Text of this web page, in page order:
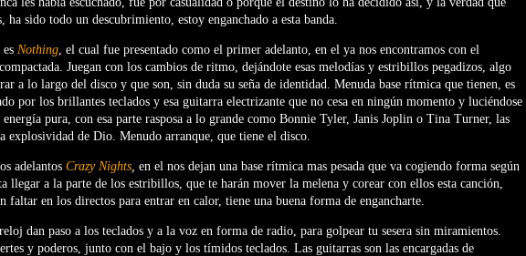
ha sido todo un descubrimiento, estoy enganchado a esta banda.
Nothing, el cual fue presentado como el primer adelanto, en el ya nos encontramos con el
Juegan con los cambios de ritmo, dejándote esas melodías y estribillos pegadizos, algo
a lo largo del disco y que son, sin duda su seña de identidad. Menuda base rítmica que tienen, es
por los brillantes teclados y esa guitarra electrizante que no cesa en ningún momento y luciéndose
pura, con esa parte rasposa a lo grande como Bonnie Tyler, Janis Joplin o Tina Turner, las
explosividad de Dio. Menudo arranque, que tiene el disco.
adelantos Crazy Nights, en el nos dejan una base rítmica mas pesada que va cogiendo forma según
llegar a la parte de los estribillos, que te harán mover la melena y corear con ellos esta canción,
faltar en los directos para entrar en calor, tiene una buena forma de engancharte.
dan paso a los teclados y a la voz en forma de radio, para golpear tu sesera sin miramientos.
y poderos, junto con el bajo y los tímidos teclados. Las guitarras son las encargadas de